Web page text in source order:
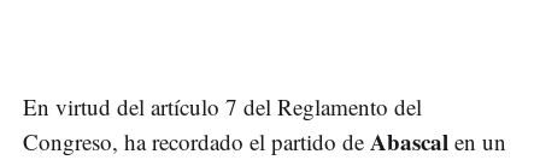
En virtud del artículo 7 del Reglamento del
Congreso, ha recordado el partido de Abascal en un